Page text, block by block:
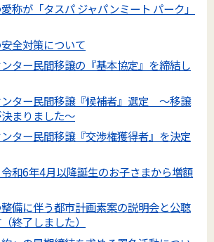
称が「タスパ ジャパンミート パーク」
全対策について
ター民間移譲の『基本協定』を締結し
ター民間移譲『候補者』選定 ～移譲
まりました～
ター民間移譲『交渉権獲得者』を決定
和6年4月以降誕生のお子さまから増額
備に伴う都市計画素案の説明会と公聴
終了しました）